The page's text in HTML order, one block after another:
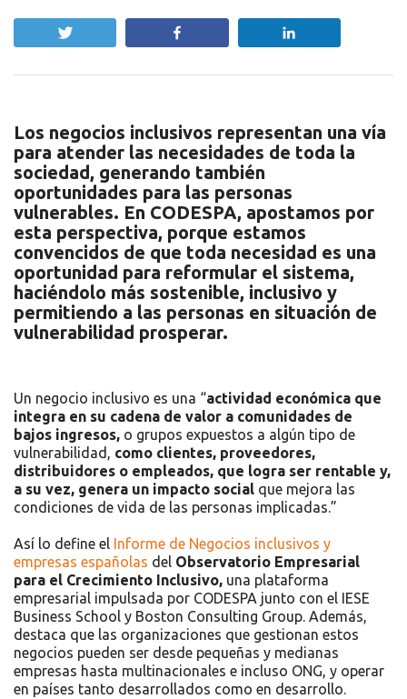
Los negocios inclusivos representan una vía
para atender las necesidades de toda la
sociedad, generando también
oportunidades para las personas
vulnerables. En CODESPA, apostamos por
esta perspectiva, porque estamos
convencidos de que toda necesidad es una
oportunidad para reformular el sistema,
haciéndolo más sostenible, inclusivo y
permitiendo a las personas en situación de
vulnerabilidad prosperar.
Un negocio inclusivo es una “actividad económica que
integra en su cadena de valor a comunidades de
bajos ingresos, o grupos expuestos a algún tipo de
vulnerabilidad, como clientes, proveedores,
distribuidores o empleados, que logra ser rentable y,
a su vez, genera un impacto social que mejora las
condiciones de vida de las personas implicadas.”
Así lo define el Informe de Negocios inclusivos y
empresas españolas del Observatorio Empresarial
para el Crecimiento Inclusivo, una plataforma
empresarial impulsada por CODESPA junto con el IESE
Business School y Boston Consulting Group. Además,
destaca que las organizaciones que gestionan estos
negocios pueden ser desde pequeñas y medianas
empresas hasta multinacionales e incluso ONG, y operar
en países tanto desarrollados como en desarrollo.